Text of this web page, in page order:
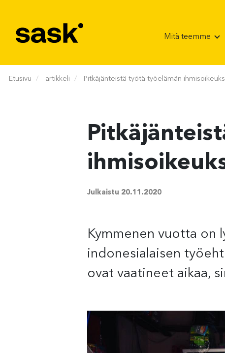
Mitä teemme
Etusivu artikkeli Pitkäjänteistä työtä työelämän
Julkaistu 20.11.2020
Kymmenen vuotta on
indonesialaisen
ovat vaatineet aikaa,